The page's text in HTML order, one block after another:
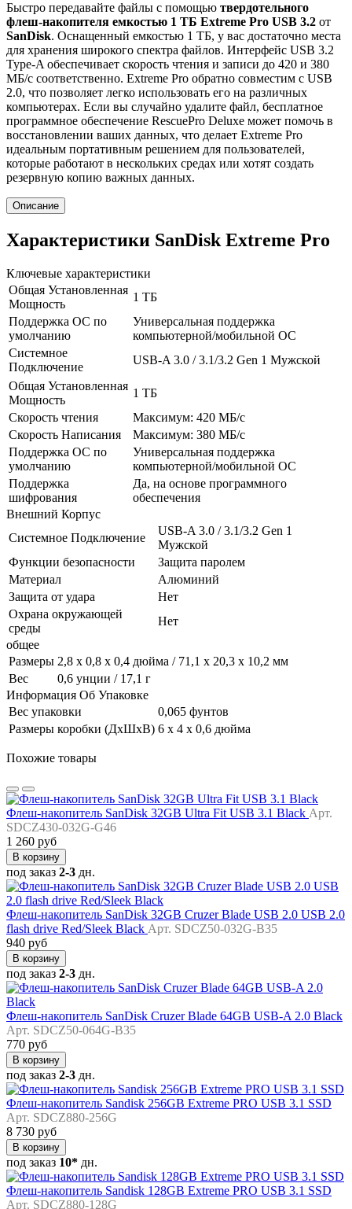
Быстро передавайте файлы с помощью твердотельного
флеш-накопителя емкостью 1 ТБ Extreme Pro USB 3.2 от
SanDisk. Оснащенный емкостью 1 ТБ, у вас достаточно места
для хранения широкого спектра файлов. Интерфейс USB 3.2
Type-A обеспечивает скорость чтения и записи до 420 и 380
МБ/с соответственно. Extreme Pro обратно совместим с USB
2.0, что позволяет легко использовать его на различных
компьютерах. Если вы случайно удалите файл, бесплатное
программное обеспечение RescuePro Deluxe может помочь в
восстановлении ваших данных, что делает Extreme Pro
идеальным портативным решением для пользователей,
которые работают в нескольких средах или хотят создать
резервную копию важных данных.
Описание
Характеристики SanDisk Extreme Pro
Ключевые характеристики
Общая Установленная
Мощность
1 ТБ
Поддержка ОС по
умолчанию
Универсальная поддержка
компьютерной/мобильной ОС
Системное
Подключение
USB-A 3.0 / 3.1/3.2 Gen 1 Мужской
Общая Установленная
Мощность
1 ТБ
Скорость чтения
Максимум: 420 МБ/с
Скорость Написания
Максимум: 380 МБ/с
Поддержка ОС по
умолчанию
Универсальная поддержка
компьютерной/мобильной ОС
Поддержка
шифрования
Да, на основе программного
обеспечения
Внешний Корпус
Системное Подключение
USB-A 3.0 / 3.1/3.2 Gen 1
Мужской
Функции безопасности
Защита паролем
Материал
Алюминий
Защита от удара
Нет
Охрана окружающей
среды
Нет
общее
Размеры 2,8 x 0,8 x 0,4 дюйма / 71,1 x 20,3 x 10,2 мм
Вес
0,6 унции / 17,1 г
Информация Об Упаковке
Вес упаковки
0,065 фунтов
Размеры коробки (ДхШхВ) 6 x 4 x 0,6 дюйма
Похожие товары
Флеш-накопитель SanDisk 32GB Ultra Fit USB 3.1 Black Арт.
SDCZ430-032G-G46
1 260 руб
В корзину
под заказ 2-3 дн.
Флеш-накопитель SanDisk 32GB Cruzer Blade USB 2.0 USB 2.0
flash drive Red/Sleek Black Арт. SDCZ50-032G-B35
940 руб
В корзину
под заказ 2-3 дн.
Флеш-накопитель SanDisk Cruzer Blade 64GB USB-A 2.0 Black
Арт. SDCZ50-064G-B35
770 руб
В корзину
под заказ 2-3 дн.
Флеш-накопитель Sandisk 256GB Extreme PRO USB 3.1 SSD
Арт. SDCZ880-256G
8 730 руб
В корзину
под заказ 10* дн.
Флеш-накопитель Sandisk 128GB Extreme PRO USB 3.1 SSD
Арт. SDCZ880-128G